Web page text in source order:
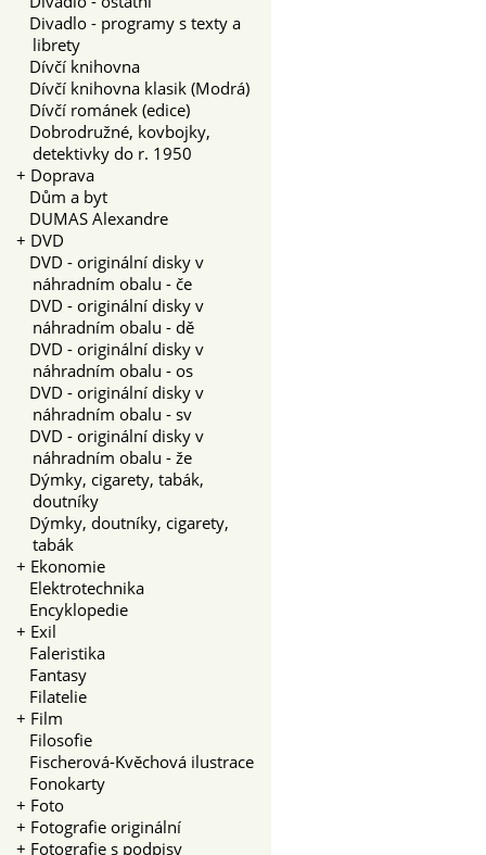
Divadlo - programy s texty a
librety
Dívčí knihovna
Dívčí knihovna klasik (Modrá)
Dívčí románek (edice)
Dobrodružné, kovbojky,
detektivky do r. 1950
+ Doprava
Dům a byt
DUMAS Alexandre
+ DVD
DVD - originální disky v
náhradním obalu - če
DVD - originální disky v
náhradním obalu - dě
DVD - originální disky v
náhradním obalu - os
DVD - originální disky v
náhradním obalu - sv
DVD - originální disky v
náhradním obalu - že
Dýmky, cigarety, tabák,
doutníky
Dýmky, doutníky, cigarety,
tabák
+ Ekonomie
Elektrotechnika
Encyklopedie
+ Exil
Faleristika
Fantasy
Filatelie
+ Film
Filosofie
Fischerová-Kvěchová ilustrace
Fonokarty
+ Foto
+ Fotografie originální
+ Fotografie s podpisy